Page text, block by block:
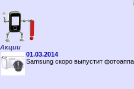
Акции
01.03.2014
Samsung скоро выпустит